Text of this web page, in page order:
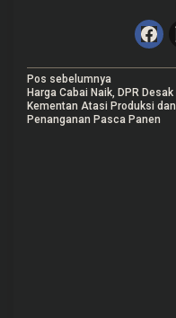
N
a
Pos sebelumnya
Harga Cabai Naik, DPR Desak
Kementan Atasi Produksi dan
Penanganan Pasca Panen